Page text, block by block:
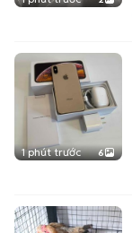
1 phút trước 6